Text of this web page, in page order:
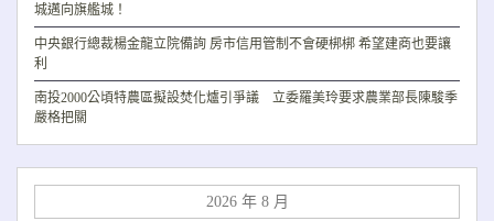
城邁向旗艦城！
中央銀行總裁楊金龍立院備詢 房市信用管制不會硬梆梆 希望建商也要讓
利
南投2000公頃特農區擬設焚化爐引爭議 立委羅美玲要求農業部長陳駿季
嚴格把關
2026 年 8 月